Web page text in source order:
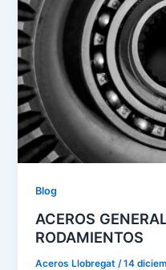
Blog
ACEROS
RODAMIENTOS
Aceros Llobregat /14